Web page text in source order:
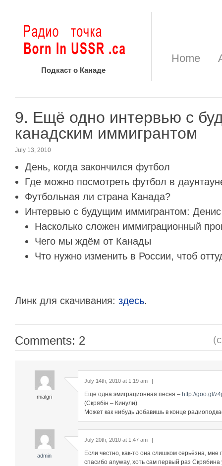
Подкаст о Канаде
Home
9. Ещё одно интервью с
канадским иммигрантом
July 13, 2010
День, когда закончился футбол
Где можно посмотреть футбол в
Футбольная ли страна Канада?
Интервью с будущим иммигрантом: Денис
Насколько сложен иммиграционный
Чего мы ждём от Канады
Что нужно изменить в России, чтоб
Линк для скачивания: здесь.
Comments: 2
mialgri
July 14th, 2010 at 1:19 am
Еще одна эмиграционная песня – http://goo.gl/
(Скрябін – Кинули)
Может как нибудь добавишь в конце
admin
July 20th, 2010 at 1:47 am |
Если честно, как-то она слишком серьёзна, мне
спасибо anyway, хоть сам первый раз